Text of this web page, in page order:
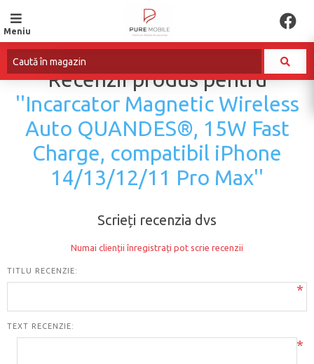
Meniu
Recenzii produs pentru
Incarcator Magnetic Wireless
Auto QUANDES®, 15W Fast
Charge, compatibil iPhone
14/13/12/11 Pro Max
Scrieți recenzia dvs
Numai clienții înregistrați pot scrie recenzii
TITLU RECENZIE:
*
TEXT RECENZIE:
*